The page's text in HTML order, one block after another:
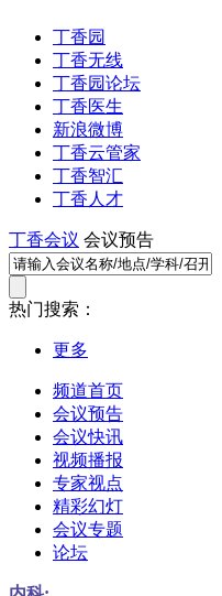
丁香园
丁香无线
丁香园论坛
丁香医生
新浪微博
丁香云管家
丁香智汇
丁香人才
丁香会议 会议预告
热门搜索：
更多
频道首页
会议预告
会议快讯
视频播报
专家视点
精彩幻灯
会议专题
论坛